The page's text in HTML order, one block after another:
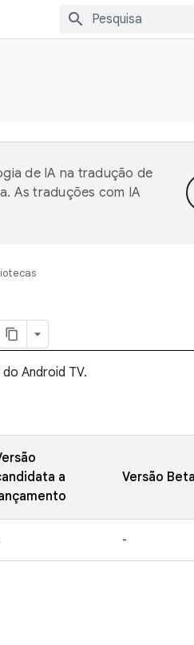
de IA na tradução de
As traduções com IA
Android TV.
a
Versão Beta
-